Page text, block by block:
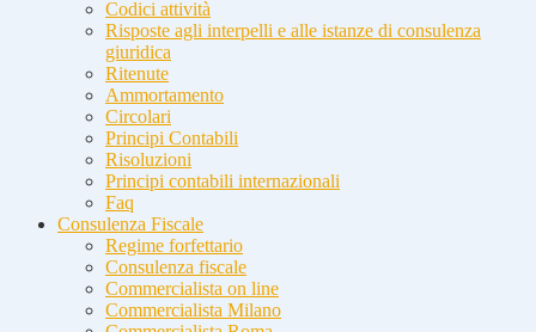
Codici attività
Risposte agli interpelli e alle istanze di consulenza
giuridica
Ritenute
Ammortamento
Circolari
Principi Contabili
Risoluzioni
Principi contabili internazionali
Faq
Consulenza Fiscale
Regime forfettario
Consulenza fiscale
Commercialista on line
Commercialista Milano